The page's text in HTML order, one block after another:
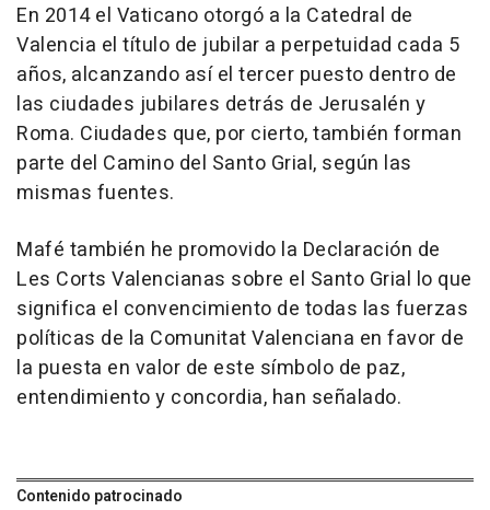
En 2014 el Vaticano otorgó a la Catedral de
Valencia el título de jubilar a perpetuidad cada 5
años, alcanzando así el tercer puesto dentro de
las ciudades jubilares detrás de Jerusalén y
Roma. Ciudades que, por cierto, también forman
parte del Camino del Santo Grial, según las
mismas fuentes.
Mafé también he promovido la Declaración de
Les Corts Valencianas sobre el Santo Grial lo que
significa el convencimiento de todas las fuerzas
políticas de la Comunitat Valenciana en favor de
la puesta en valor de este símbolo de paz,
entendimiento y concordia, han señalado.
Contenido patrocinado